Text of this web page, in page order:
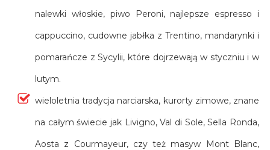
nalewki włoskie, piwo Peroni, najlepsze espresso i
cappuccino, cudowne jabłka z Trentino, mandarynki i
pomarańcze z Sycylii, które dojrzewają w styczniu i w
lutym.
wieloletnia tradycja narciarska, kurorty zimowe, znane
na całym świecie jak Livigno, Val di Sole, Sella Ronda,
Aosta z Courmayeur, czy też masyw Mont Blanc,